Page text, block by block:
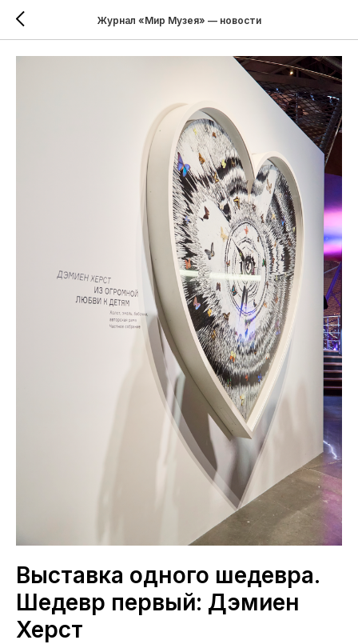
Журнал «Мир Музея» — новости
Выставка одного шедевра.
Шедевр первый: Дэмиен
Херст